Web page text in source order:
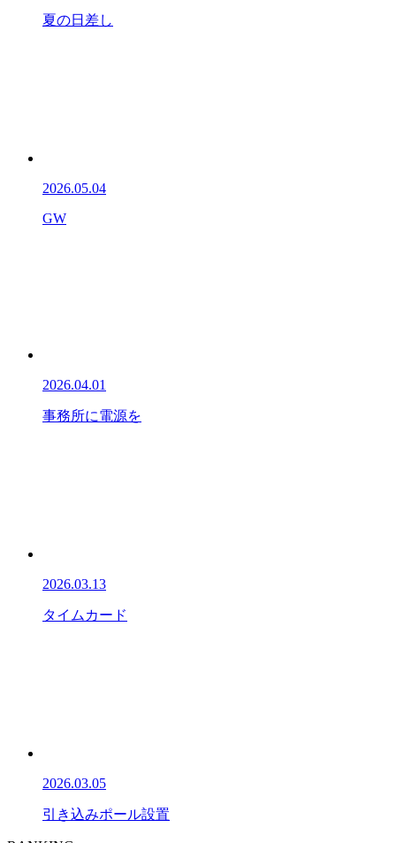
夏の日差し
2026.05.04
GW
2026.04.01
事務所に電源を
2026.03.13
タイムカード
2026.03.05
引き込みポール設置